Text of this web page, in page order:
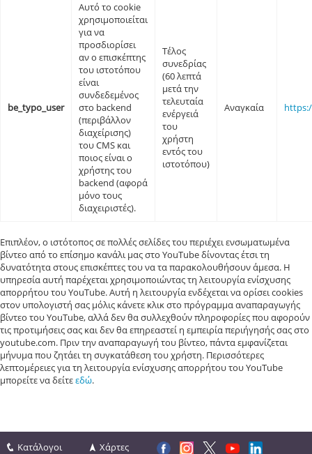
be_typo_user
Αυτό το cookie
χρησιμοποιείται
για να
προσδιορίσει
αν ο επισκέπτης
του ιστοτόπου
είναι
συνδεδεμένος
στο backend
(περιβάλλον
διαχείρισης)
του CMS και
ποιος είναι ο
χρήστης του
backend (αφορά
μόνο τους
διαχειριστές).
Τέλος
συνεδρίας
(60 λεπτά
μετά την
τελευταία
ενέργειά
του
χρήστη
εντός του
ιστοτόπου)
Αναγκαία
Επιπλέον, ο ιστότοπος σε πολλές σελίδες του περιέχει ενσωματωμένα
βίντεο από το επίσημο κανάλι μας στο YouTube δίνοντας έτσι τη
δυνατότητα στους επισκέπτες του να τα παρακολουθήσουν άμεσα. Η
υπηρεσία αυτή παρέχεται χρησιμοποιώντας τη λειτουργία ενίσχυσης
απορρήτου του YouTube. Αυτή η λειτουργία ενδέχεται να ορίσει cookies
στον υπολογιστή σας μόλις κάνετε κλικ στο πρόγραμμα αναπαραγωγής
βίντεο του YouTube, αλλά δεν θα συλλεχθούν πληροφορίες που αφορούν
τις προτιμήσεις σας και δεν θα επηρεαστεί η εμπειρία περιήγησής σας στο
youtube.com. Πριν την αναπαραγωγή του βίντεο, πάντα εμφανίζεται
μήνυμα που ζητάει τη συγκατάθεση του χρήστη. Περισσότερες
λεπτομέρειες για τη λειτουργία ενίσχυσης απορρήτου του YouTube
μπορείτε να δείτεεδώ.
Κατάλογοι Χάρτες